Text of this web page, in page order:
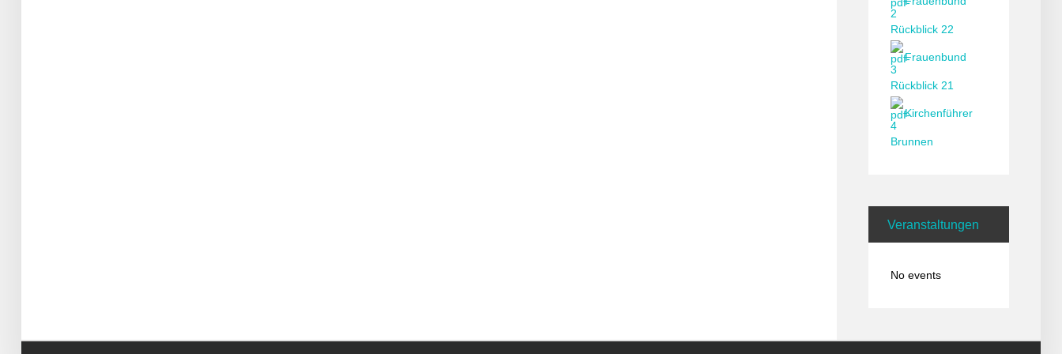
Rückblick 22
Frauenbund
Rückblick 21
Kirchenführer
Brunnen
Veranstaltungen
No events